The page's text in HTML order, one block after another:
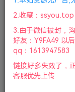
分区
排序
更新 浏
铁血联盟：卷土重
#
2.收藏：ssyou.top
3.由于微信被封，
好友：Y9FA49 以
qq：1613947583
链接好多失效了，
客服优先上传